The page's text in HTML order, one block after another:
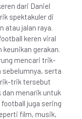
dari Daniel
spektakuler di
jalan raya.
keren viral
gerakan.
mencari trik-
sebelumnya, serta
trik tersebut
menarik untuk
juga sering
film, musik,